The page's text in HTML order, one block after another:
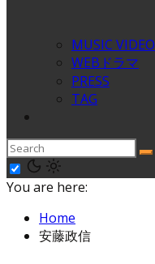
MUSIC VIDEO
WEBドラマ
PRESS
TAG
You are here:
Home
安藤政信